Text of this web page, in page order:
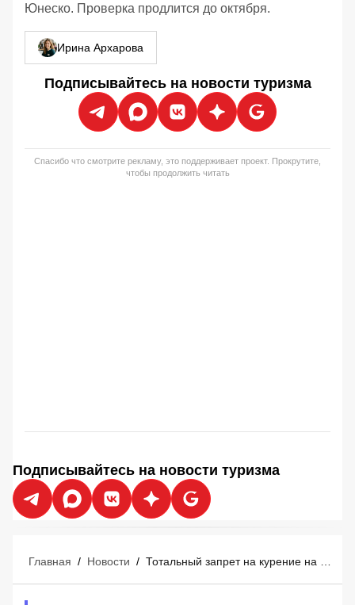
Юнеско. Проверка продлится до октября.
Ирина Архарова
Подписывайтесь на новости туризма
Спасибо что смотрите рекламу, это поддерживает проект. Прокрутите,
чтобы продолжить читать
Подписывайтесь на новости туризма
Главная / Новости /